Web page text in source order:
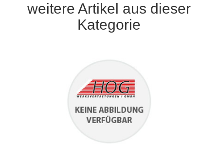
weitere Artikel aus dieser
Kategorie